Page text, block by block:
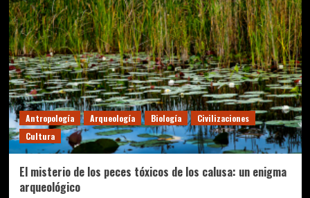
maya
perdida
entre
la
selva:
hallan
más
de
6.000
estructuras
en
Campeche
Antropología Arqueología Biología
Civilizaciones
Cultura
El misterio de los peces tóxicos de los calusa: un enigma
arqueológico